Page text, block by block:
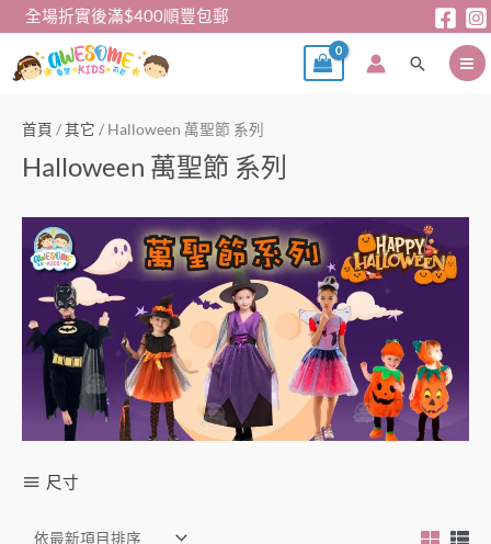
全場折實後滿$400順豐包郵
搜
首頁 /其它 / Halloween 萬聖節 系列
Halloween 萬聖節 系列
尺寸